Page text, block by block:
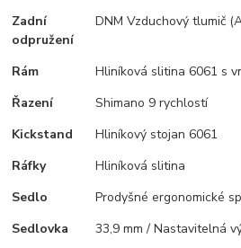
Zadní
odpružení
DNM Vzduchový tlumič
Rám
Hliníková slitina 6061 s
Řazení
Shimano 9 rychlostí
Kickstand
Hliníkový stojan 6061
Ráfky
Hliníková slitina
Sedlo
Prodyšné ergonomické
Sedlovka
33,9 mm / Nastavitelná